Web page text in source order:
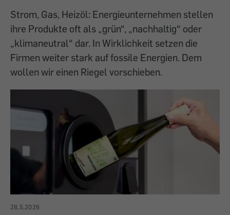
Strom, Gas, Heizöl: Energieunternehmen stellen
ihre Produkte oft als „grün“, „nachhaltig“ oder
„klimaneutral“ dar. In Wirklichkeit setzen die
Firmen weiter stark auf fossile Energien. Dem
wollen wir einen Riegel vorschieben.
28.5.2026